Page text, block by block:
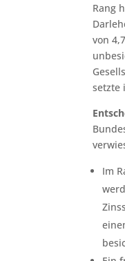
Rang
von
setzte
Im